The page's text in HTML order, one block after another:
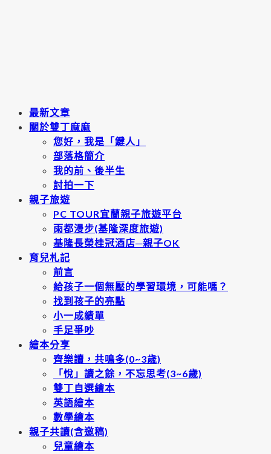
最新文章
關於雙丁麻麻
您好，我是「鍵人」
部落格簡介
我的前、後半生
討拍一下
親子旅遊
PC TOUR宜蘭親子旅遊平台
雨都漫步(基隆深度旅遊)
基隆長榮桂冠酒店─親子OK
育兒札記
前言
給孩子一個無壓的學習環境，可能嗎？
找到孩子的亮點
小一成績單
手足爭吵
繪本分享
齊樂讀，共鳴多(0~3歲)
「悅」讀之餘，不忘思考(3~6歲)
雙丁自選繪本
英語繪本
數學繪本
親子共讀(含邀稿)
兒童繪本